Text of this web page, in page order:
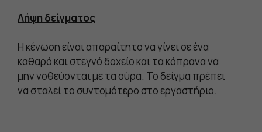
Λήψη δείγματος
Η κένωση είναι απαραίτητο να γίνει σε ένα
καθαρό και στεγνό δοχείο και τα κόπρανα να
μην νοθεύονται με τα ούρα. Το δείγμα πρέπει
να σταλεί το συντομότερο στο εργαστήριο.